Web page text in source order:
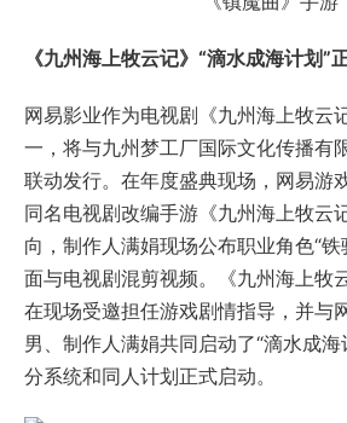
在现场受邀担任游戏剧情指导，并与
男、制作人满娟共同启动了“滴水成海
《九州海上牧云记》小说作者今何在
网易影业总裁刘国
网易游戏跨界主题咖啡厅“易间”首家
首家游戏跨界主题咖啡厅“易间”，是
展线下实体店的全新业务，目标是打